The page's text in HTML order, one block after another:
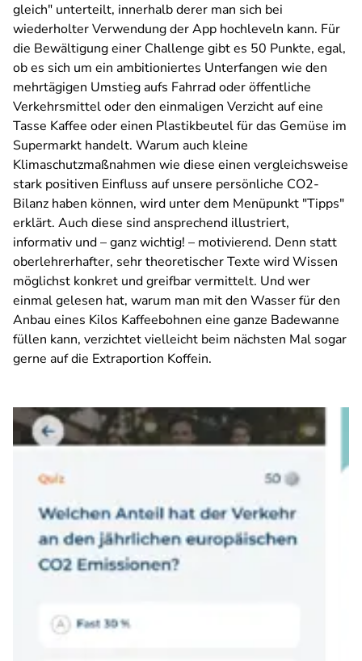
gleich" unterteilt, innerhalb derer man sich bei
wiederholter Verwendung der App hochleveln kann. Für
die Bewältigung einer Challenge gibt es 50 Punkte, egal,
ob es sich um ein ambitioniertes Unterfangen wie den
mehrtägigen Umstieg aufs Fahrrad oder öffentliche
Verkehrsmittel oder den einmaligen Verzicht auf eine
Tasse Kaffee oder einen Plastikbeutel für das Gemüse im
Supermarkt handelt. Warum auch kleine
Klimaschutzmaßnahmen wie diese einen vergleichsweise
stark positiven Einfluss auf unsere persönliche CO2-
Bilanz haben können, wird unter dem Menüpunkt "Tipps"
erklärt. Auch diese sind ansprechend illustriert,
informativ und – ganz wichtig! – motivierend. Denn statt
oberlehrerhafter, sehr theoretischer Texte wird Wissen
möglichst konkret und greifbar vermittelt. Und wer
einmal gelesen hat, warum man mit den Wasser für den
Anbau eines Kilos Kaffeebohnen eine ganze Badewanne
füllen kann, verzichtet vielleicht beim nächsten Mal sogar
gerne auf die Extraportion Koffein.